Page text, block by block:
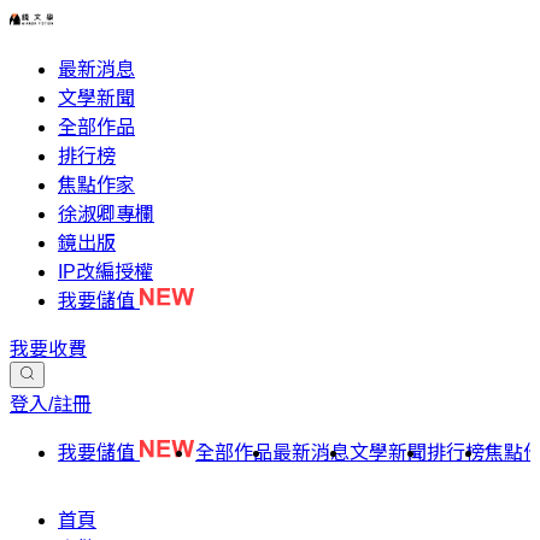
最新消息
文學新聞
全部作品
排行榜
焦點作家
徐淑卿專欄
鏡出版
IP改編授權
我要儲值
我要收費
登入/註冊
我要儲值 全部作品最新消息文學新聞排行榜焦點
首頁